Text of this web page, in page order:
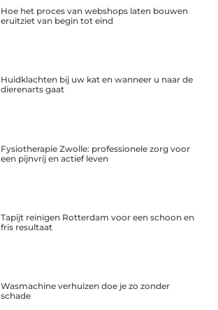
Hoe het proces van webshops laten bouwen
eruitziet van begin tot eind
Huidklachten bij uw kat en wanneer u naar de
dierenarts gaat
Fysiotherapie Zwolle: professionele zorg voor
een pijnvrij en actief leven
Tapijt reinigen Rotterdam voor een schoon en
fris resultaat
Wasmachine verhuizen doe je zo zonder
schade